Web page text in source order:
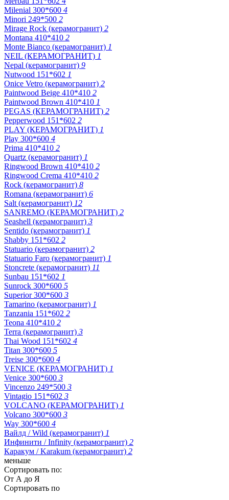
Milenial 300*600 4
Minori 249*500 2
Mirage Rock (керамогранит) 2
Montana 410*410 2
Monte Bianco (керамогранит) 1
NEIL (КЕРАМОГРАНИТ) 1
Nepal (керамогранит) 9
Nutwood 151*602 1
Onice Vetro (керамогранит) 2
Paintwood Beige 410*410 2
Paintwood Brown 410*410 1
PEGAS (КЕРАМОГРАНИТ) 2
Pepperwood 151*602 2
PLAY (КЕРАМОГРАНИТ) 1
Play 300*600 4
Prima 410*410 2
Quartz (керамогранит) 1
Ringwood Brown 410*410 2
Ringwood Crema 410*410 2
Rock (керамогранит) 8
Romana (керамогранит) 6
Salt (керамогранит) 12
SANREMO (КЕРАМОГРАНИТ) 2
Seashell (керамогранит) 3
Sentido (керамогранит) 1
Shabby 151*602 2
Statuario (керамогранит) 2
Statuario Faro (керамогранит) 1
Stoncrete (керамогранит) 11
Sunbau 151*602 1
Sunrock 300*600 5
Superior 300*600 3
Tamarino (керамогранит) 1
Tanzania 151*602 2
Teona 410*410 2
Terra (керамогранит) 3
Thai Wood 151*602 4
Titan 300*600 5
Treise 300*600 4
VENICE (КЕРАМОГРАНИТ) 1
Venice 300*600 3
Vincenzo 249*500 3
Vintagio 151*602 3
VOLCANO (КЕРАМОГРАНИТ) 1
Volcano 300*600 3
Way 300*600 4
Вайлд / Wild (керамогранит) 1
Инфинити / Infinity (керамогранит) 2
Каракум / Karakum (керамогранит) 2
меньше
Сортировать по:
От А до Я
Сортировать по